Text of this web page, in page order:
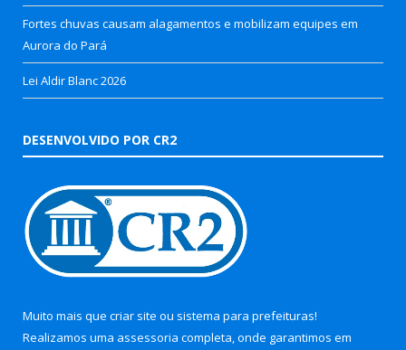
Fortes chuvas causam alagamentos e mobilizam equipes em
Aurora do Pará
Lei Aldir Blanc 2026
DESENVOLVIDO POR CR2
Muito mais que criar site ou sistema para prefeituras!
Realizamos uma assessoria completa, onde garantimos em